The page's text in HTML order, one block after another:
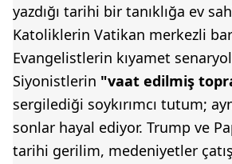
yazdığı tarihi bir tanıklığa ev
Katoliklerin Vatikan merkezli
Evangelistlerin kıyamet
Siyonistlerin "vaat edilmiş
sergilediği soykırımcı tutum;
sonlar hayal ediyor. Trump ve
tarihi gerilim, medeniyetler